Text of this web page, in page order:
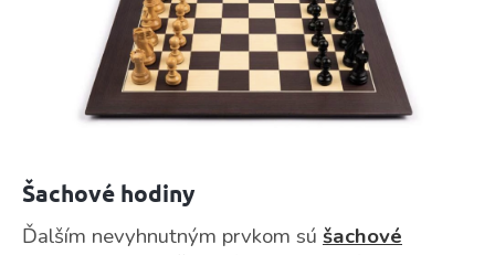
Šachové hodiny
Ďalším nevyhnutným prvkom sú šachové